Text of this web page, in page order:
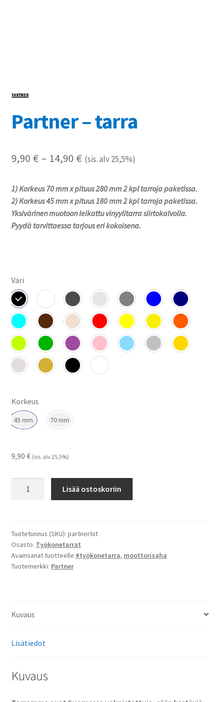
Tietoa meistä
Kassa
Partner – tarra
9,90 € – 14,90 €Hintaluokka:
-
14,90 €
(sis. alv 25,5%)
1) Korkeus 70 mm x pituus 280 mm 2 kpl tarroja paketissa.
2) Korkeus 45 mm x pituus 180 mm 2 kpl tarroja paketissa.
Yksivärinen muotoon leikattu vinyylitarra siirtokalvolla.
Pyydä tarvittaessa tarjous eri kokoisena.
Väri
Korkeus
45 mm 70 mm
9,90 € (sis. alv 25,5%)
Lisää ostoskoriin
Tuotetunnus (SKU): partnertxt
Osasto: Työkonetarrat
Avainsanat tuotteelle #työkonetarra, moottorisaha
Tuotemerkki: Partner
Kuvaus
Lisätiedot
Kuvaus